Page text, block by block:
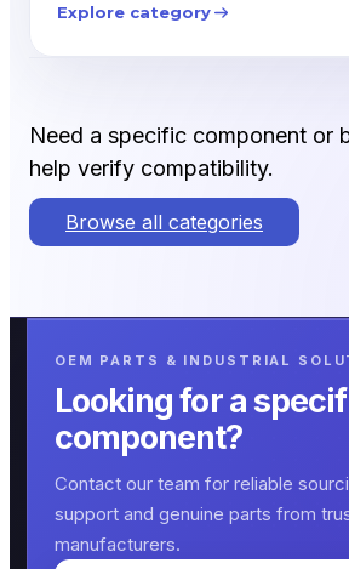
Explore category
Need a specific component or
help verify compatibility.
Browse all categories
OEM PARTS & INDUSTRIAL
Looking for a
component?
Contact our team for reliable
support and genuine parts from
manufacturers.